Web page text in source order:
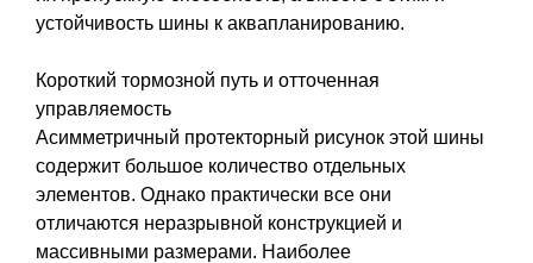
устойчивость шины к аквапланированию.
Короткий тормозной путь и отточенная
управляемость
Асимметричный протекторный рисунок этой шины
содержит большое количество отдельных
элементов. Однако практически все они
отличаются неразрывной конструкцией и
массивными размерами. Наиболее